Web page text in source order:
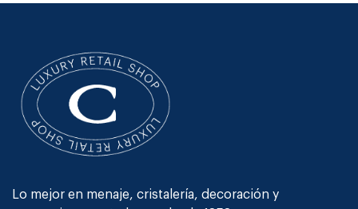
Lo mejor en menaje, cristalería, decoración y